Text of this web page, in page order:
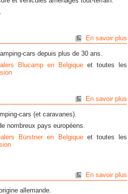
.
En savoir plus
cars depuis plus de 30 ans.
Blucamp en Belgique et toutes les
En savoir plus
cars (et caravanes).
nombreux pays européens.
Bürstner en Belgiqueet toutes les
En savoir plus
allemande.